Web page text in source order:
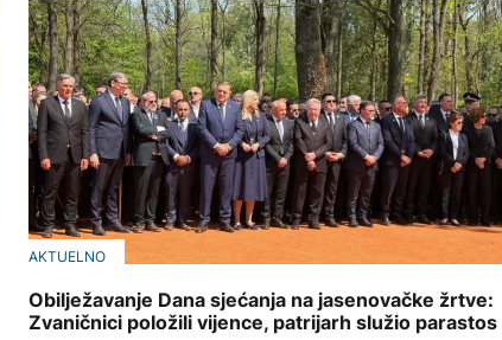
AKTUELNO
Obilježavanje Dana sjećanja na jasenovačke žrtve:
Zvaničnici položili vijence, patrijarh služio parastos